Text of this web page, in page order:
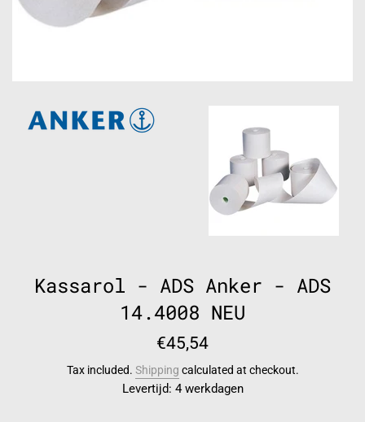
Kassarol - ADS Anker - ADS
14.4008 NEU
Regular
€45,54
Tax included. Shipping calculated at checkout.
Levertijd: 4 werkdagen